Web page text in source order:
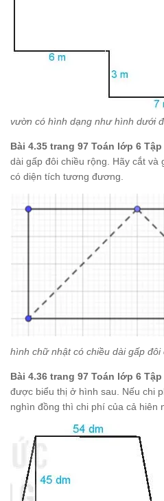
vườn có hình dạng như hình dưới
Bài 4.35 trang 97 Toán lớp 6 Tập
dài gấp đôi chiều rộng. Hãy cắt và
có diện tích tương đương.
hình chữ nhật có chiều dài gấp
Bài 4.36 trang 97 Toán lớp 6 Tập
được biểu thị ở hình sau. Nếu chi
nghìn đồng thì chi phí của cả hiên